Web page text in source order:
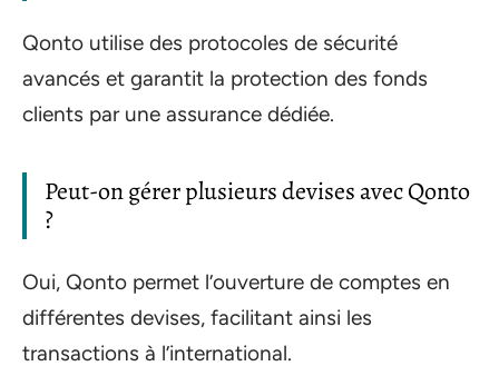
Qonto utilise des protocoles de sécurité
avancés et garantit la protection des fonds
clients par une assurance dédiée.
Peut-on gérer plusieurs devises avec Qonto
?
Oui, Qonto permet l’ouverture de comptes en
différentes devises, facilitant ainsi les
transactions à l’international.